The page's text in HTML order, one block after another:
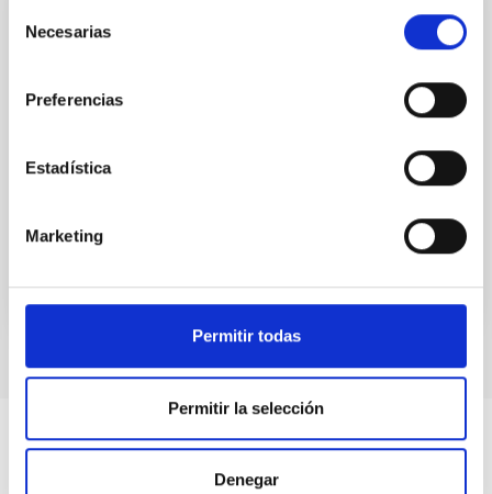
Necesarias
Preferencias
Estadística
Marketing
Permitir todas
Permitir la selección
Denegar
PUBLICACIÓN
generated by nuclear starbursts
consideration the accretion or infall of disk matter on